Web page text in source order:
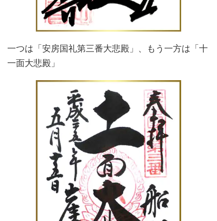
一つは「安房国礼第三番大悲殿」、もう一方は「十
一面大悲殿」